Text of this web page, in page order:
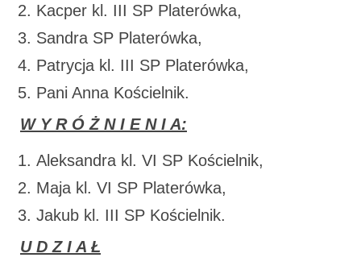
Kacper kl. III SP Platerówka,
Sandra SP Platerówka,
Patrycja kl. III SP Platerówka,
Pani Anna Kościelnik.
W Y R Ó Ż N I E N I A:
Aleksandra kl. VI SP Kościelnik,
Maja kl. VI SP Platerówka,
Jakub kl. III SP Kościelnik.
U D Z I A Ł